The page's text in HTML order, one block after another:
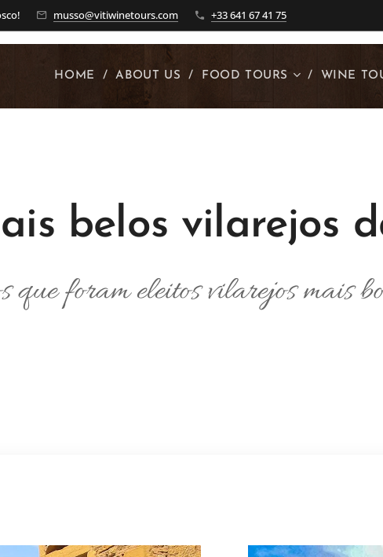
musso@vitiwinetours.com +33 641 67 41 75
HOME ABOUT US FOOD TOURS WINE
belos vilarejos
que foram eleitos vilarejos mais